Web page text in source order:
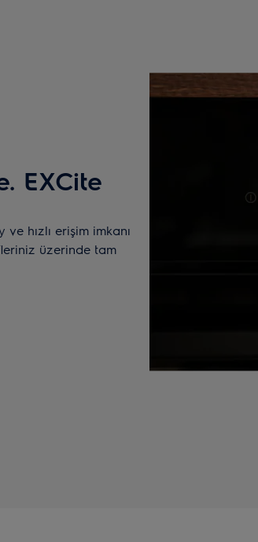
EXCite
ve hızlı erişim imkanı
üzerinde tam